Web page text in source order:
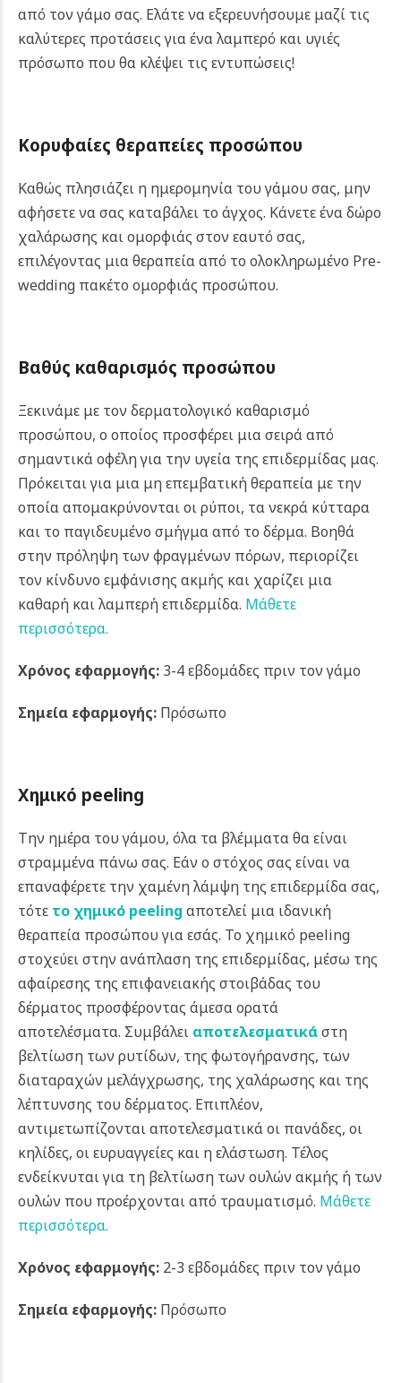
από τον γάμο σας. Ελάτε να εξερευνήσουμε μαζί τις
καλύτερες προτάσεις για ένα λαμπερό και υγιές
πρόσωπο που θα κλέψει τις εντυπώσεις!
Kορυφαίες θεραπείες προσώπου
Καθώς πλησιάζει η ημερομηνία του γάμου σας, μην
αφήσετε να σας καταβάλει το άγχος. Κάνετε ένα δώρο
χαλάρωσης και ομορφιάς στον εαυτό σας,
επιλέγοντας μια θεραπεία από το ολοκληρωμένο Pre-
wedding πακέτο ομορφιάς προσώπου.
Βαθύς καθαρισμός προσώπου
Ξεκινάμε με τον δερματολογικό καθαρισμό
προσώπου, ο οποίος προσφέρει μια σειρά από
σημαντικά οφέλη για την υγεία της επιδερμίδας μας.
Πρόκειται για μια μη επεμβατική θεραπεία με την
οποία απομακρύνονται οι ρύποι, τα νεκρά κύτταρα
και το παγιδευμένο σμήγμα από το δέρμα. Βοηθά
στην πρόληψη των φραγμένων πόρων, περιορίζει
τον κίνδυνο εμφάνισης ακμής και χαρίζει μια
καθαρή και λαμπερή επιδερμίδα. Μάθετε
περισσότερα.
Χρόνος εφαρμογής: 3-4 εβδομάδες πριν τον γάμο
Σημεία εφαρμογής: Πρόσωπο
Χημικό peeling
Την ημέρα του γάμου, όλα τα βλέμματα θα είναι
στραμμένα πάνω σας. Εάν ο στόχος σας είναι να
επαναφέρετε την χαμένη λάμψη της επιδερμίδα σας,
τότε το χημικό peeling αποτελεί μια ιδανική
θεραπεία προσώπου για εσάς. Το χημικό peeling
στοχεύει στην ανάπλαση της επιδερμίδας, μέσω της
αφαίρεσης της επιφανειακής στοιβάδας του
δέρματος προσφέροντας άμεσα ορατά
αποτελέσματα. Συμβάλει αποτελεσματικάστη
βελτίωση των ρυτίδων, της φωτογήρανσης, των
διαταραχών μελάγχρωσης, της χαλάρωσης και της
λέπτυνσης του δέρματος. Επιπλέον,
αντιμετωπίζονται αποτελεσματικά οι πανάδες, οι
κηλίδες, οι ευρυαγγείες και η ελάστωση. Τέλος
ενδείκνυται για τη βελτίωση των ουλών ακμής ή των
ουλών που προέρχονται από τραυματισμό. Μάθετε
περισσότερα.
Χρόνος εφαρμογής: 2-3 εβδομάδες πριν τον γάμο
Σημεία εφαρμογής: Πρόσωπο